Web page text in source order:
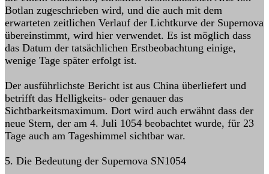
Botlan zugeschrieben wird, und die auch mit dem
erwarteten zeitlichen Verlauf der Lichtkurve der Supernova
übereinstimmt, wird hier verwendet. Es ist möglich dass
das Datum der tatsächlichen Erstbeobachtung einige,
wenige Tage später erfolgt ist.
Der ausführlichste Bericht ist aus China überliefert und
betrifft das Helligkeits- oder genauer das
Sichtbarkeitsmaximum. Dort wird auch erwähnt dass der
neue Stern, der am 4. Juli 1054 beobachtet wurde, für 23
Tage auch am Tageshimmel sichtbar war.
5. Die Bedeutung der Supernova SN1054